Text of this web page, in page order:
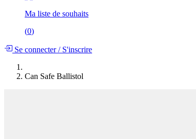
Ma liste de souhaits
(0)
Se connecter/S'inscrire
Can Safe Ballistol